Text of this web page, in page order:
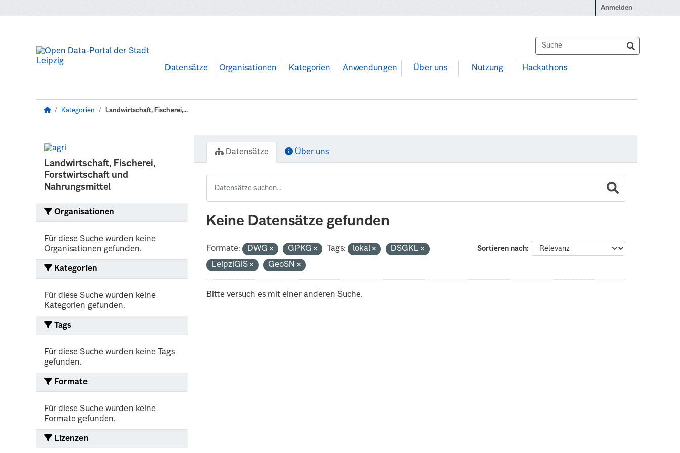
Anmelden
Datensätze Organisationen Kategorien Anwendungen Über uns Nutzung Hackathons
Kategorien Landwirtschaft, Fischerei,...
Landwirtschaft, Fischerei,
Forstwirtschaft und
Nahrungsmittel
Organisationen
Für diese Suche wurden keine
Organisationen gefunden.
Kategorien
Für diese Suche wurden keine
Kategorien gefunden.
Tags
Für diese Suche wurden keine Tags
gefunden.
Formate
Für diese Suche wurden keine
Formate gefunden.
Lizenzen
Datensätze Über uns
Keine Datensätze gefunden
Sortieren nach
Formate: DWG GPKG Tags: lokal
DSGKL
LeipziGIS
GeoSN
Bitte versuch es mit einer anderen Suche.